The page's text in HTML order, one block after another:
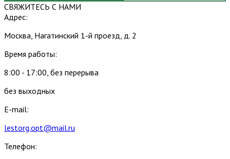
СВЯЖИТЕСЬ С НАМИ
Адрес:
Москва, Нагатинский 1-й проезд, д. 2
Время работы:
8:00 - 17:00, без перерыва
без выходных
E-mail:
lestorg.opt@mail.ru
Телефон: